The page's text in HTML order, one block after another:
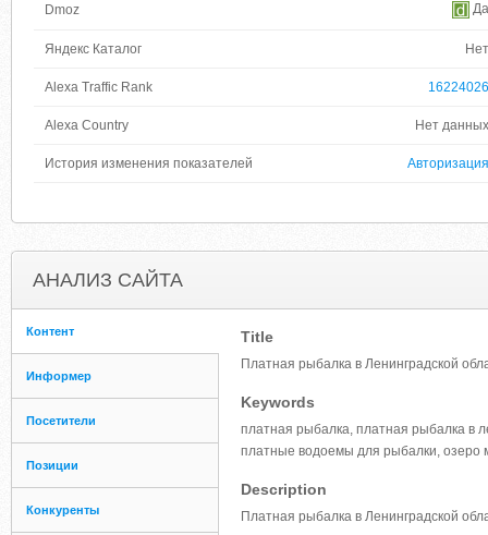
Dmoz Да
Яндекс Каталог Нет
Alexa Traffic Rank 16224026
Alexa Country Нет данных
История изменения показателей Авторизация
АНАЛИЗ САЙТА
Контент
Информер
Посетители
Позиции
Конкуренты
Title
Платная рыбалка в Ленинградской
Keywords
платная рыбалка, платная рыбалка в
платные водоемы для рыбалки, озеро
Description
Платная рыбалка в Ленинградской